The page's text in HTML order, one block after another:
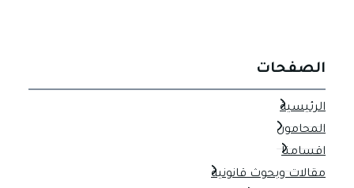
الصفحات
الرئيسية
المحامون
اقسامنا
مقالات وبحوث قانونية